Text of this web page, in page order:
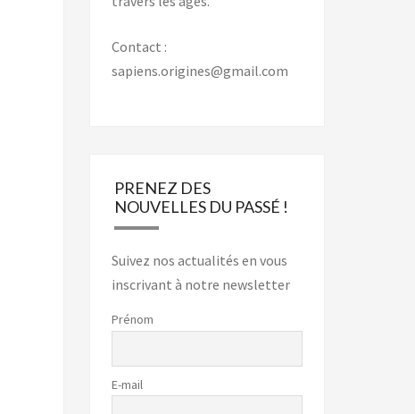
Contact :
sapiens.origines@gmail.com
PRENEZ DES
NOUVELLES DU PASSÉ !
Suivez nos actualités en vous
inscrivant à notre newsletter
Prénom
E-mail